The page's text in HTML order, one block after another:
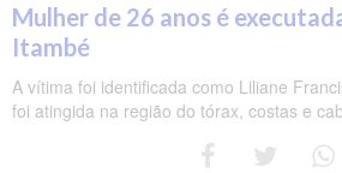
Mulher de 26 anos é
Itambé
A vítima foi identificada como Liliane
foi atingida na região do tórax, costas e